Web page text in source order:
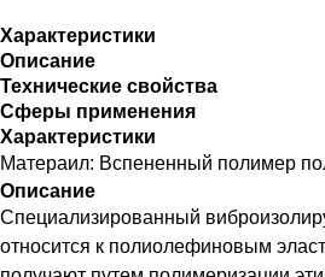
Характеристики
Описание
Технические свойства
Сферы применения
Характеристики
Матераил: Вспененный полимер
Описание
Специализированный
относится к полиолефиновым